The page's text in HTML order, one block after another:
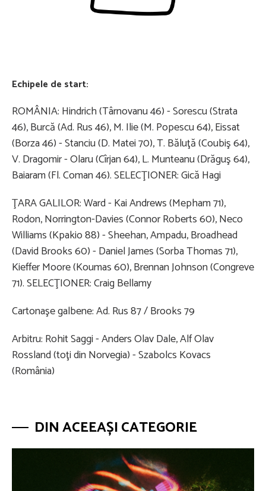
Echipele de start:
ROMÂNIA: Hindrich (Târnovanu 46) - Sorescu (Strata
46), Burcă (Ad. Rus 46), M. Ilie (M. Popescu 64), Eissat
(Borza 46) - Stanciu (D. Matei 70), T. Băluţă (Coubiş 64),
V. Dragomir - Olaru (Cîrjan 64), L. Munteanu (Drăguş 64),
Baiaram (Fl. Coman 46). SELECŢIONER: Gică Hagi
ŢARA GALILOR: Ward - Kai Andrews (Mepham 71),
Rodon, Norrington-Davies (Connor Roberts 60), Neco
Williams (Kpakio 88) - Sheehan, Ampadu, Broadhead
(David Brooks 60) - Daniel James (Sorba Thomas 71),
Kieffer Moore (Koumas 60), Brennan Johnson (Congreve
71). SELECŢIONER: Craig Bellamy
Cartonaşe galbene: Ad. Rus 87 / Brooks 79
Arbitru: Rohit Saggi - Anders Olav Dale, Alf Olav
Rossland (toţi din Norvegia) - Szabolcs Kovacs
(România)
DIN ACEEAȘI CATEGORIE